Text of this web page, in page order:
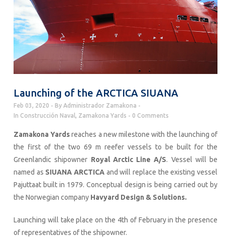
Launching of the ARCTICA SIUANA
Feb 03, 2020 By Administrador Zamakona
In Construcción Naval, Zamakona Yards 0 Comments
Zamakona Yardsreaches a new milestone with the launching of
the first of the two 69 m reefer vessels to be built for the
Greenlandic shipowner Royal Arctic Line A/S. Vessel will be
named as SIUANA ARCTICA and will replace the existing vessel
Pajuttaat built in 1979. Conceptual design is being carried out by
the Norwegian company Havyard Design & Solutions.
Launching will take place on the 4th of February in the presence
of representatives of the shipowner.